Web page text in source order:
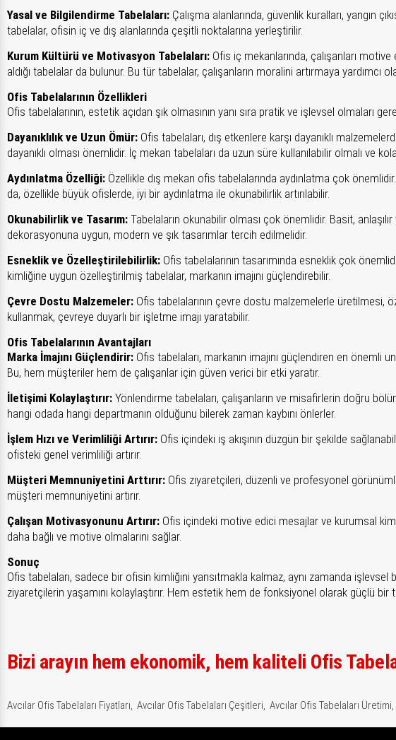
Yasal ve Bilgilendirme Tabelaları: Çalışma alanlarında, güvenlik kuralları, yangın
tabelalar, ofisin iç ve dış alanlarında çeşitli noktalarına yerleştirilir.
Kurum Kültürü ve Motivasyon Tabelaları: Ofis iç mekanlarında, çalışanları
aldığı tabelalar da bulunur. Bu tür tabelalar, çalışanların moralini artırmaya
Ofis Tabelalarının Özellikleri
Ofis tabelalarının, estetik açıdan şık olmasının yanı sıra pratik ve işlevsel olmaları
Dayanıklılık ve Uzun Ömür: Ofis tabelaları, dış etkenlere karşı dayanıklı
dayanıklı olması önemlidir. İç mekan tabelaları da uzun süre kullanılabilir olmalı ve
Aydınlatma Özelliği: Özellikle dış mekan ofis tabelalarında aydınlatma çok
da, özellikle büyük ofislerde, iyi bir aydınlatma ile okunabilirlik artırılabilir.
Okunabilirlik ve Tasarım: Tabelaların okunabilir olması çok önemlidir. Basit,
dekorasyonuna uygun, modern ve şık tasarımlar tercih edilmelidir.
Esneklik ve Özelleştirilebilirlik: Ofis tabelalarının tasarımında esneklik çok
kimliğine uygun özelleştirilmiş tabelalar, markanın imajını güçlendirebilir.
Çevre Dostu Malzemeler: Ofis tabelalarının çevre dostu malzemelerle üretilmesi,
kullanmak, çevreye duyarlı bir işletme imajı yaratabilir.
Ofis Tabelalarının Avantajları
Marka İmajını Güçlendirir: Ofis tabelaları, markanın imajını güçlendiren en önemli
Bu, hem müşteriler hem de çalışanlar için güven verici bir etki yaratır.
İletişimi Kolaylaştırır: Yönlendirme tabelaları, çalışanların ve misafirlerin doğru
hangi odada hangi departmanın olduğunu bilerek zaman kaybını önlerler.
İşlem Hızı ve Verimliliği Artırır: Ofis içindeki iş akışının düzgün bir şekilde
ofisteki genel verimliliği artırır.
Müşteri Memnuniyetini Arttırır: Ofis ziyaretçileri, düzenli ve profesyonel
müşteri memnuniyetini artırır.
Çalışan Motivasyonunu Artırır: Ofis içindeki motive edici mesajlar ve kurumsal
daha bağlı ve motive olmalarını sağlar.
Sonuç
Ofis tabelaları, sadece bir ofisin kimliğini yansıtmakla kalmaz, aynı zamanda
ziyaretçilerin yaşamını kolaylaştırır. Hem estetik hem de fonksiyonel olarak güçlü
Bizi arayın hem ekonomik, hem kaliteli Ofis
Avcılar Ofis Tabelaları Fiyatları, Avcılar Ofis Tabelaları Çeşitleri, Avcılar Ofis Tabelaları Üretimi,